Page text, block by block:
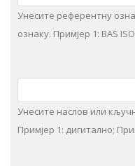
Унесите референтну
ознаку. Примjeр 1: BAS
Унeситe наслов или
Примjeр 1: дигитaлнo;